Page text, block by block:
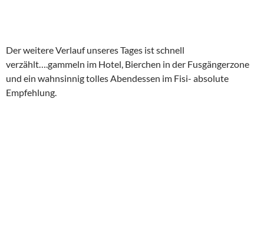
Der weitere Verlauf unseres Tages ist schnell
verzählt….gammeln im Hotel, Bierchen in der Fusgängerzone
und ein wahnsinnig tolles Abendessen im Fisi- absolute
Empfehlung.